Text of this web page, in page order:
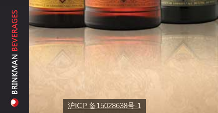
沪ICP 备15028638号-1